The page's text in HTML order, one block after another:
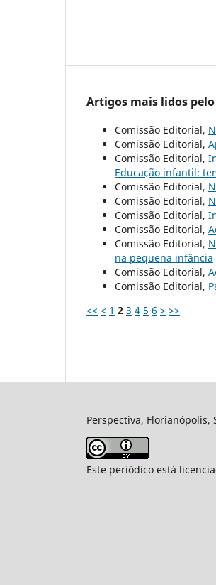
Artigos mais lidos
Comissão Editorial,
Comissão Editorial,
Comissão Editorial,
Educação infantil:
Comissão Editorial,
Comissão Editorial,
Comissão Editorial,
Comissão Editorial,
Comissão Editorial,
na pequena infância
Comissão Editorial,
Comissão Editorial,
<< < 1 2 3 4 5 6 > >>
Perspectiva, Florianópolis,
Este periódico está